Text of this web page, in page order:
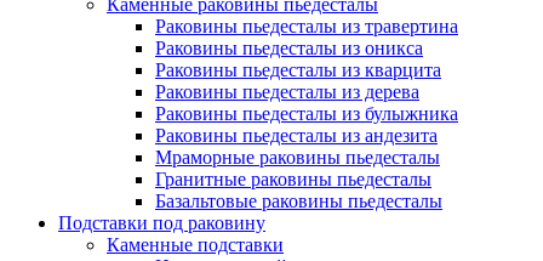
Каменные раковины пьедесталы
Раковины пьедесталы из травертина
Раковины пьедесталы из оникса
Раковины пьедесталы из кварцита
Раковины пьедесталы из дерева
Раковины пьедесталы из булыжника
Раковины пьедесталы из андезита
Мраморные раковины пьедесталы
Гранитные раковины пьедесталы
Базальтовые раковины пьедесталы
Подставки под раковину
Каменные подставки